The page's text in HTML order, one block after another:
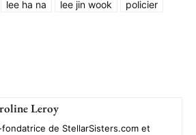
lee ha na lee jin wook
policier
Leroy
fondatrice de StellarSisters.com et